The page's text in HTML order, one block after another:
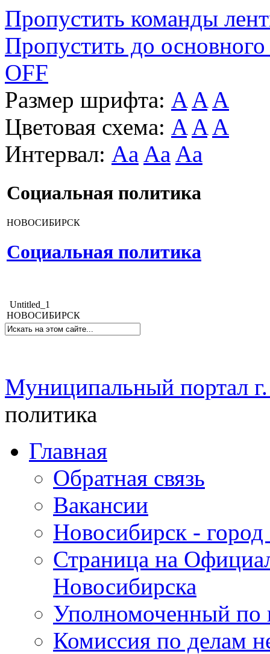
Пропустить команды
Пропустить до основного
OFF
Размер шрифта: A A A
Цветовая схема: A A A
Интервал: Aa Aa Aa
Социальная политика
НОВОСИБИРСК
Социальная политика
Untitled_1
НОВОСИБИРСК
Муниципальный портал
политика
Главная
Обратная связь
Вакансии
Новосибирск -
Страница на
Новосибирска
Уполномоченный по
Комиссия по делам